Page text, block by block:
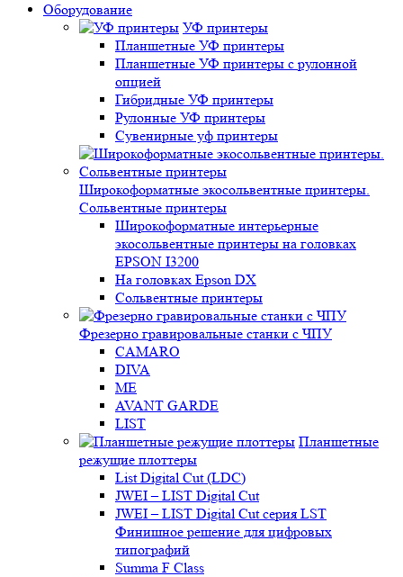
Оборудование
УФ принтеры
Планшетные УФ принтеры
Планшетные УФ принтеры с рулонной
опцией
Гибридные УФ принтеры
Рулонные УФ принтеры
Сувенирные уф принтеры
Широкоформатные экосольвентные принтеры.
Сольвентные принтеры
Широкоформатные интерьерные
экосольвентные принтеры на головках
EPSON I3200
На головках Epson DX
Сольвентные принтеры
Фрезерно гравировальные станки с ЧПУ
CAMARO
DIVA
ME
AVANT GARDE
LIST
Планшетные
режущие плоттеры
List Digital Cut (LDC)
JWEI – LIST Digital Cut
JWEI – LIST Digital Cut серия LST
Финишное решение для цифровых
типографий
Summa F Class